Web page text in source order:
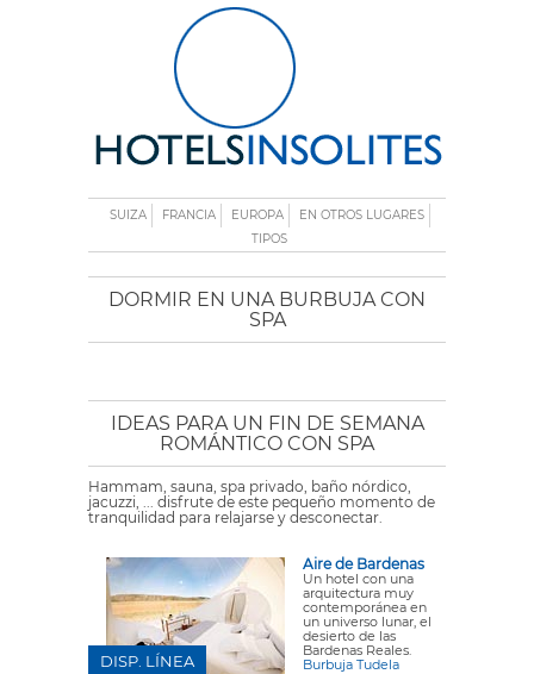
SUIZA FRANCIA EUROPA
EN OTROS LUGARES
TIPOS
DORMIR EN UNA BURBUJA CON
SPA
IDEAS PARA UN FIN DE SEMANA
ROMÁNTICO CON SPA
Hammam, sauna, spa privado, baño nórdico,
jacuzzi, ... disfrute de este pequeño momento de
tranquilidad para relajarse y desconectar.
Aire de Bardenas
Un hotel con una
arquitectura muy
contemporánea en
un universo lunar, el
desierto de las
Bardenas Reales.
Burbuja Tudela
DISP. LÍNEA